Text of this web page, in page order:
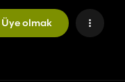
Üye olmak